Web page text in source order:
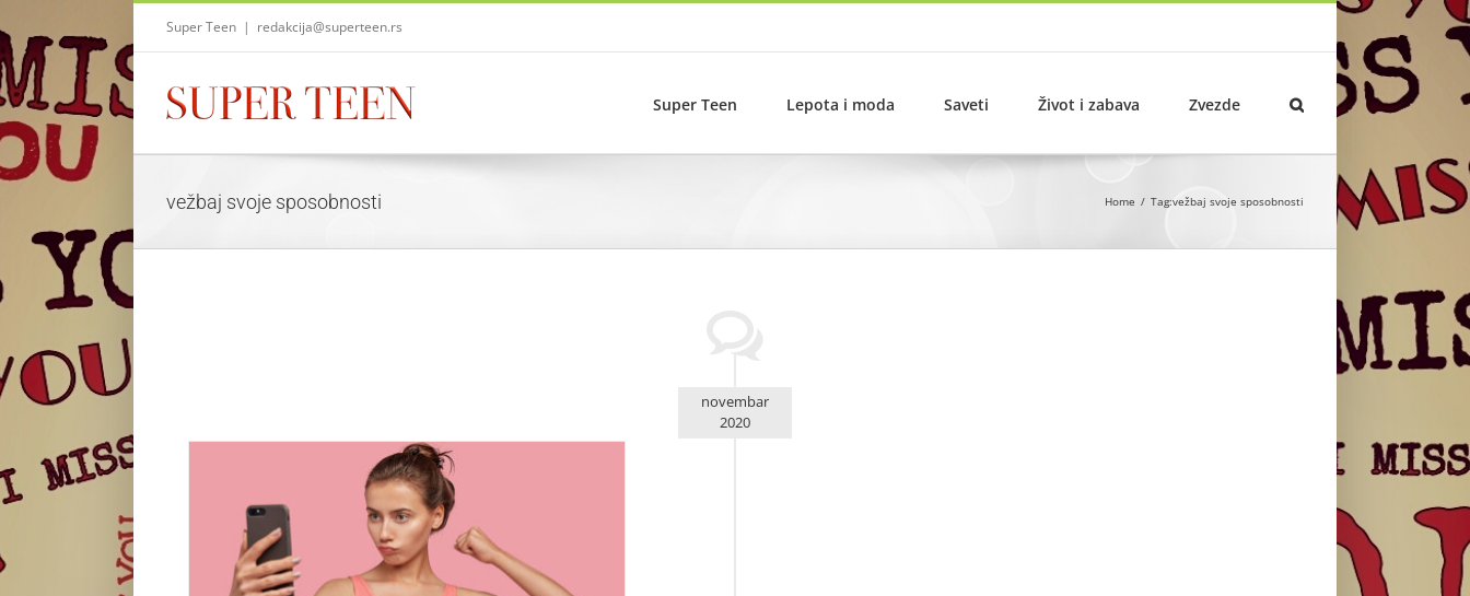
to
content
Super Teen | redakcija@superteen.rs
Super Teen Lepota i moda Saveti Život i zabava Zvezde
vežbaj svoje sposobnosti Home Tag:vežbaj svoje sposobnosti
novembar
2020
Cool saveti za tvoje veliko samopouzdanje